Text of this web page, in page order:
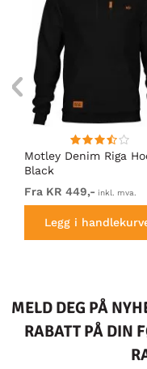
Motley Denim Riga
Black
Fra KR 449,- inkl. mva.
Legg i
MELD DEG PÅ
RABATT PÅ DIN